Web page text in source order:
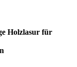
Holzlasur für